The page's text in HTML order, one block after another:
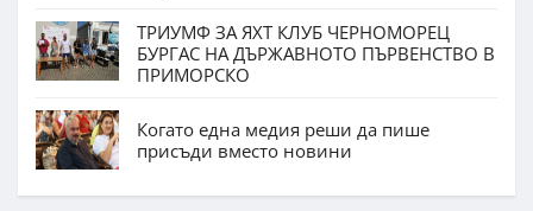
ТРИУМФ ЗА ЯХТ КЛУБ ЧЕРНОМОРЕЦ
БУРГАС НА ДЪРЖАВНОТО ПЪРВЕНСТВО В
ПРИМОРСКО
Когато една медия реши да пише
присъди вместо новини